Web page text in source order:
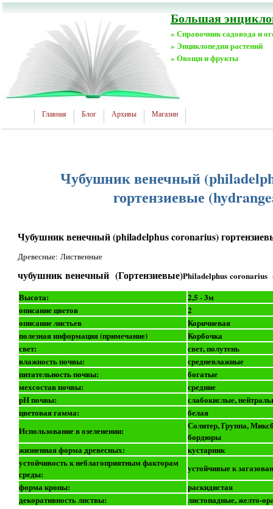
Большая
» Справочник садовода и
» Энциклопедия растений
» Овощи и фрукты
Главная Блог Архивы Магазин
Чубушник венечный
гортензиевые
Чубушник венечный (philadelphus coronarius)
Древесные: Лиственные
чубушник венечный (Гортензиевые)Philadelphus coronarius
Высота:
2,5 - 3м
описание цветов
2
описание листьев
Коричневая
полезная информация (примечание)
Корбочка
свет:
свет, полутень
влажность почвы:
средневлажные
питательность почвы:
богатые
мехсостав почвы:
средние
рН почвы:
слабокислые,
цветовая гамма:
белая
Использование в озеленении:
Солитер, Группа,
бордюры
жизненная форма древесных:
кустарник
устойчивость к неблагоприятным факторам
среды:
устойчивые к
форма кроны:
раскидистая
декоративность листвы:
листопадные, желто-